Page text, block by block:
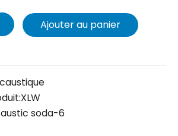
Ajouter au panier
XLW
soda-6